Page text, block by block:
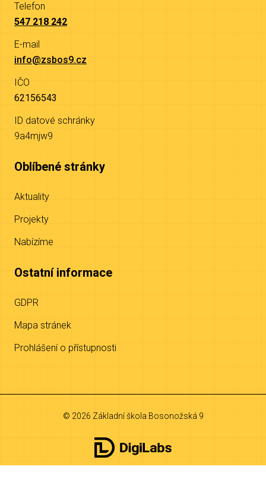
Telefon
547 218 242
E-mail
info@zsbos9.cz
IČO
62156543
ID datové schránky
9a4mjw9
Oblíbené stránky
Aktuality
Projekty
Nabízíme
Ostatní informace
GDPR
Mapa stránek
Prohlášení o přístupnosti
© 2026 Základní škola Bosonožská 9